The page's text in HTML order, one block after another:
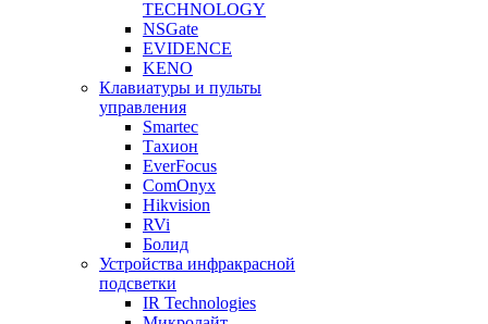
TECHNOLOGY
NSGate
EVIDENCE
KENO
Клавиатуры и пульты
управления
Smartec
Тахион
EverFocus
ComOnyx
Hikvision
RVi
Болид
Устройства инфракрасной
подсветки
IR Technologies